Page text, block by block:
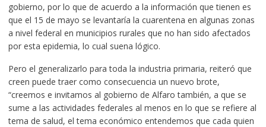
gobierno, por lo que de acuerdo a la información que tienen es
que el 15 de mayo se levantaría la cuarentena en algunas zonas
a nivel federal en municipios rurales que no han sido afectados
por esta epidemia, lo cual suena lógico.
Pero el generalizarlo para toda la industria primaria, reiteró que
creen puede traer como consecuencia un nuevo brote,
“creemos e invitamos al gobierno de Alfaro también, a que se
sume a las actividades federales al menos en lo que se refiere al
tema de salud, el tema económico entendemos que cada quien